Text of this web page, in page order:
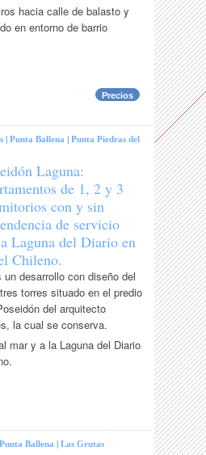
hacia calle de balasto y
en entorno de barrio
Precios
|Punta Ballena |Punta Piedras del
Laguna:
de 1, 2 y 3
con y sin
de servicio
Laguna del Diario en
Chileno.
un desarrollo con diseño del
torres situado en el predio
del arquitecto
la cual se conserva.
mar y a la Laguna del Diario
Punta Ballena |Las Grutas